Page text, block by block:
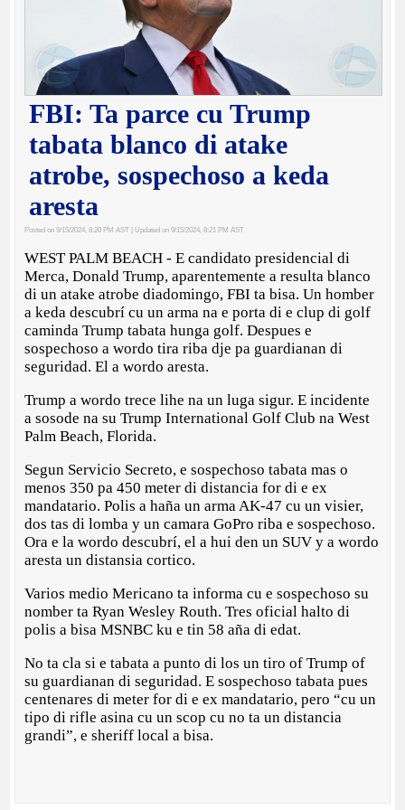
FBI: Ta parce cu Trump
tabata blanco di atake
atrobe, sospechoso a keda
aresta
Posted on 9/15/2024, 8:20 PM AST | Updated on 9/15/2024, 8:21 PM AST
WEST PALM BEACH - E candidato presidencial di
Merca, Donald Trump, aparentemente a resulta blanco
di un atake atrobe diadomingo, FBI ta bisa. Un homber
a keda descubrí cu un arma na e porta di e clup di golf
caminda Trump tabata hunga golf. Despues e
sospechoso a wordo tira riba dje pa guardianan di
seguridad. El a wordo aresta.
Trump a wordo trece lihe na un luga sigur. E incidente
a sosode na su Trump International Golf Club na West
Palm Beach, Florida.
Segun Servicio Secreto, e sospechoso tabata mas o
menos 350 pa 450 meter di distancia for di e ex
mandatario. Polis a haña un arma AK-47 cu un visier,
dos tas di lomba y un camara GoPro riba e sospechoso.
Ora e la wordo descubrí, el a hui den un SUV y a wordo
aresta un distansia cortico.
Varios medio Mericano ta informa cu e sospechoso su
nomber ta Ryan Wesley Routh. Tres oficial halto di
polis a bisa MSNBC ku e tin 58 aña di edat.
No ta cla si e tabata a punto di los un tiro of Trump of
su guardianan di seguridad. E sospechoso tabata pues
centenares di meter for di e ex mandatario, pero “cu un
tipo di rifle asina cu un scop cu no ta un distancia
grandi”, e sheriff local a bisa.